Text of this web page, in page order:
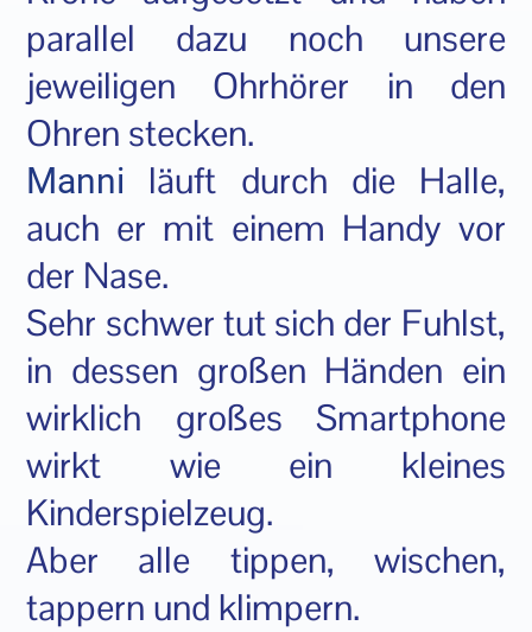
parallel dazu noch unsere
jeweiligen Ohrhörer in den
Ohren stecken.
Manni läuft durch die Halle,
auch er mit einem Handy vor
der Nase.
Sehr schwer tut sich der Fuhlst,
in dessen großen Händen ein
wirklich großes Smartphone
wirkt wie ein kleines
Kinderspielzeug.
Aber alle tippen, wischen,
tappern und klimpern.